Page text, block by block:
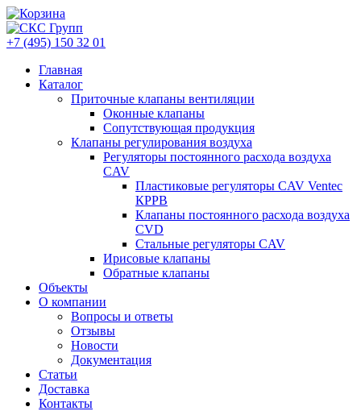
+7 (495) 150 32 01
Главная
Каталог
Приточные клапаны вентиляции
Оконные клапаны
Сопутствующая продукция
Клапаны регулирования воздуха
Регуляторы постоянного расхода воздуха
CAV
Пластиковые регуляторы CAV Ventec
КРРВ
Клапаны постоянного расхода воздуха
CVD
Стальные регуляторы CAV
Ирисовые клапаны
Обратные клапаны
Объекты
О компании
Вопросы и ответы
Отзывы
Новости
Документация
Статьи
Доставка
Контакты